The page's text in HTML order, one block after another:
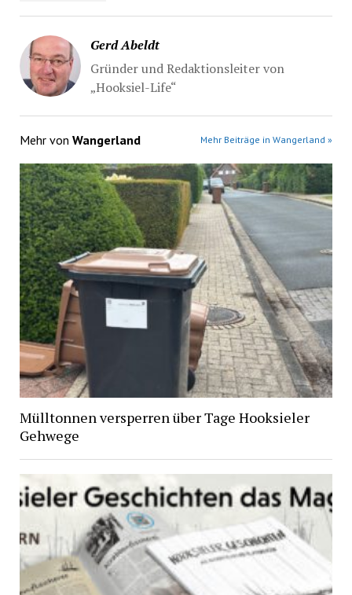
Gerd Abeldt
Gründer und Redaktionsleiter von
„Hooksiel-Life“
Mehr von Wangerland Mehr Beiträge in Wangerland »
Mülltonnen versperren über Tage Hooksieler
Gehwege